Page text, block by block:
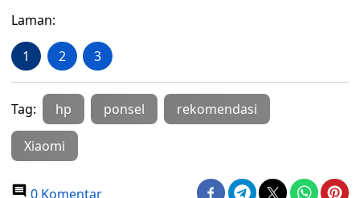
Laman:
1 2 3
Tag: hp ponsel rekomendasi
Xiaomi
0 Komentar